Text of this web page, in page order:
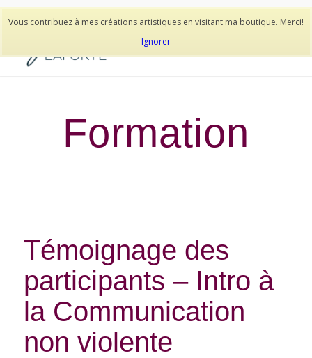
Vous contribuez à mes créations artistiques en visitant ma boutique. Merci!
Ignorer
514-278-9938
Formation
Témoignage des
participants – Intro à
la Communication
non violente